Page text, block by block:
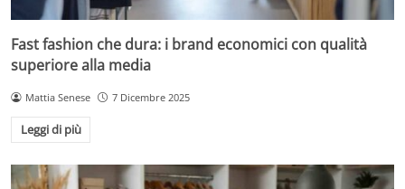
Fast fashion che dura: i brand economici con qualità
superiore alla media
Mattia Senese 7 Dicembre 2025
Leggi di più